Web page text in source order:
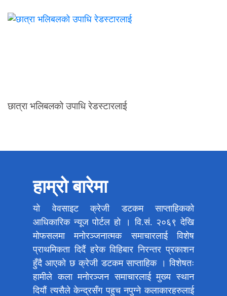
छात्रा भलिबलको उपाधि रेडस्टारलाई
हाम्रो बारेमा
यो वेवसाइट क्रेजी डटकम साप्ताहिकको
आधिकारिक न्यूज पोर्टल हो । वि.सं. २०६९ देखि
मोफसलमा मनोरञ्जनात्मक समाचारलाई विशेष
प्राथमिकता दिदैं हरेक विहिबार निरन्तर प्रकाशन
हुँदै आएको छ क्रेजी डटकम साप्ताहिक । विशेषतः
हामीले कला मनोरञ्जन समाचारलाई मुख्य स्थान
दियौं त्यसैले केन्द्रसँग पहुच नपुग्ने कलाकारहरुलाई